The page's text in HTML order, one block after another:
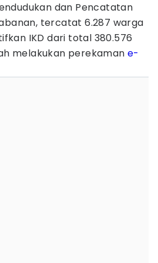
dan Pencatatan
tercatat 6.287 warga
IKD dari total 380.576
melakukan perekaman e-